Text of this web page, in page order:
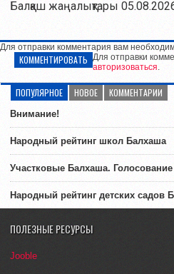
Балқаш жаңалықтары
Для отправки комментария вам
КОММЕНТИРОВАТЬ Для отправки
авторизоваться.
ПОПУЛЯРНОЕ НОВОЕ КОММЕНТАРИИ
Внимание!
Народный рейтинг школ Балхаша
Участковые Балхаша. Голосование
Народный рейтинг детских садов
ПОЛЕЗНЫЕ РЕСУРСЫ
Jooble